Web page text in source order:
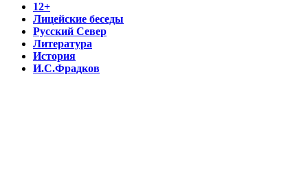
12+
Лицейские беседы
Русский Север
Литература
История
И.С.Фрадков